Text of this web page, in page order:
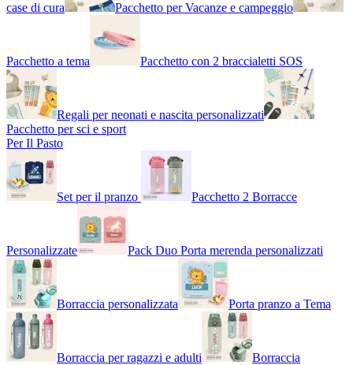
case di cura Pacchetto per Vacanze e campeggio
Pacchetto a tema Pacchetto con 2 braccialetti SOS
Regali per neonati e nascita personalizzati
Pacchetto per sci e sport
Per Il Pasto
Set per il pranzo Pacchetto 2 Borracce
Personalizzate Pack Duo Porta merenda personalizzati
Borraccia personalizzata Porta pranzo a Tema
Borraccia per ragazzi e adulti Borraccia